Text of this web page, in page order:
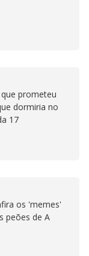
prometeu
dormiria no
17
os 'memes'
peões de A